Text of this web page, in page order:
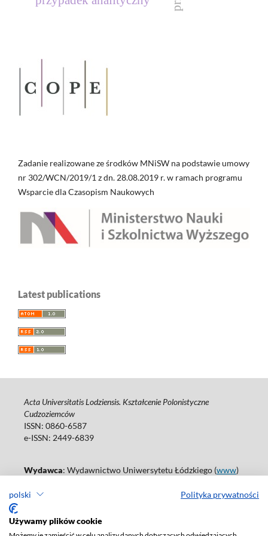
polski Polityka prywatności
Używamy plików cookie
Zadanie realizowane ze środków MNiSW na podstawie umowy
nr 302/WCN/2019/1 z dn. 28.08.2019 r. w ramach programu
Wsparcie dla Czasopism Naukowych
Latest publications
Acta Universitatis Lodziensis. Kształcenie Polonistyczne
Cudzoziemców
ISSN: 0860-6587
e-ISSN: 2449-6839
Wydawca: Wydawnictwo Uniwersytetu Łódzkiego (www)
Tel.: 42 235 01 65, fax: 42 66 55 86